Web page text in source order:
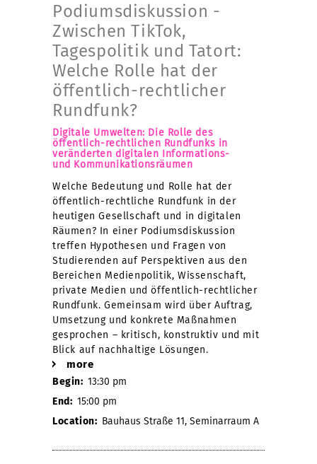
Podiumsdiskussion -
Zwischen TikTok,
Tagespolitik und Tatort:
Welche Rolle hat der
öffentlich-rechtlicher
Rundfunk?
Digitale Umwelten: Die Rolle des
öffentlich-rechtlichen Rundfunks in
veränderten digitalen Informations-
und Kommunikationsräumen
Welche Bedeutung und Rolle hat der
öffentlich-rechtliche Rundfunk in der
heutigen Gesellschaft und in digitalen
Räumen? In einer Podiumsdiskussion
treffen Hypothesen und Fragen von
Studierenden auf Perspektiven aus den
Bereichen Medienpolitik, Wissenschaft,
private Medien und öffentlich-rechtlicher
Rundfunk. Gemeinsam wird über Auftrag,
Umsetzung und konkrete Maßnahmen
gesprochen – kritisch, konstruktiv und mit
Blick auf nachhaltige Lösungen.
more
Begin: 13:30 pm
End: 15:00 pm
Location: Bauhaus Straße 11, Seminarraum A